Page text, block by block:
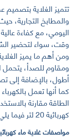
تتميز الغلاية
والمطابخ
اليومي، مع كفاءة
وقت، سواء لتحضير
ومن أهم ما يميز
ومقاوم للصدأ،
أطول، بالإضافة إلى
كما أنها تعمل
الطاقة مقارنة
كهربائية 20 لتر فيما يلي:
مواصفات غلاية ماء كهربائية 20